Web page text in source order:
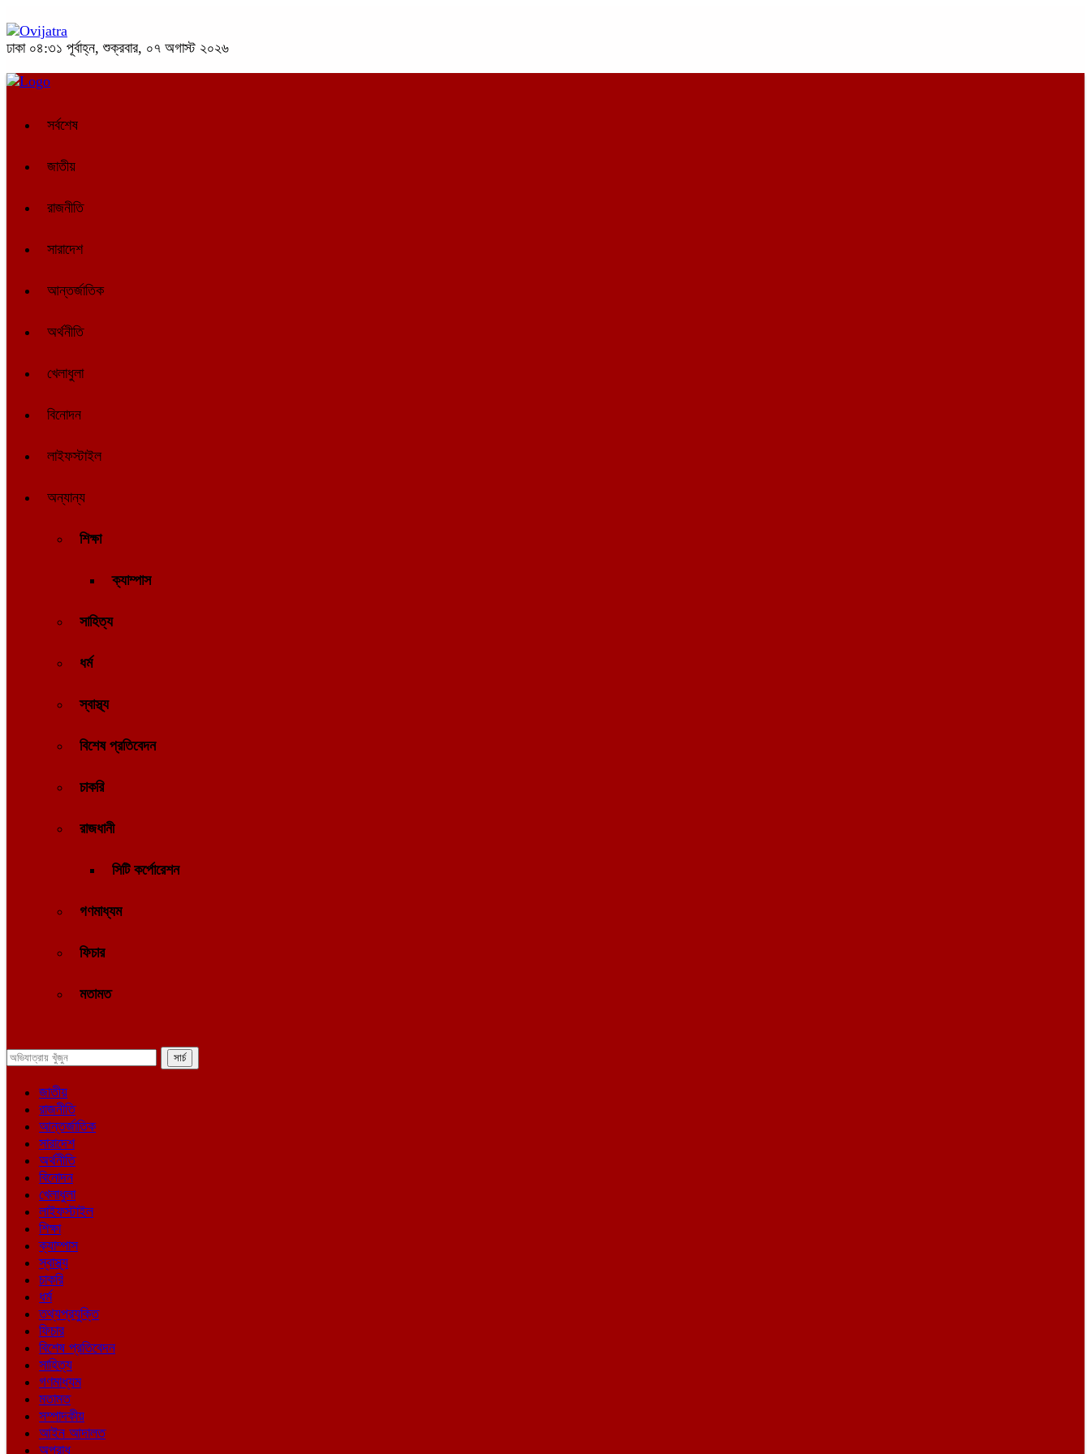
ঢাকা ০৪:৩১ পূর্বাহ্ন, শুক্রবার, ০৭ অগাস্ট ২০২৬
সর্বশেষ
জাতীয়
রাজনীতি
সারাদেশ
আন্তর্জাতিক
অর্থনীতি
খেলাধুলা
বিনোদন
লাইফস্টাইল
অন্যান্য
শিক্ষা
ক্যাম্পাস
সাহিত্য
ধর্ম
স্বাস্থ্য
বিশেষ প্রতিবেদন
চাকরি
রাজধানী
সিটি কর্পোরেশন
গণমাধ্যম
ফিচার
মতামত
জাতীয়
রাজনীতি
আন্তর্জাতিক
সারাদেশ
অর্থনীতি
বিনোদন
খেলাধুলা
লাইফস্টাইল
শিক্ষা
ক্যাম্পাস
স্বাস্থ্য
চাকরি
ধর্ম
তথ্যপ্রযুক্তি
ফিচার
বিশেষ প্রতিবেদন
সাহিত্য
গণমাধ্যম
মতামত
সম্পাদকীয়
আইন আদালত
অপরাধ